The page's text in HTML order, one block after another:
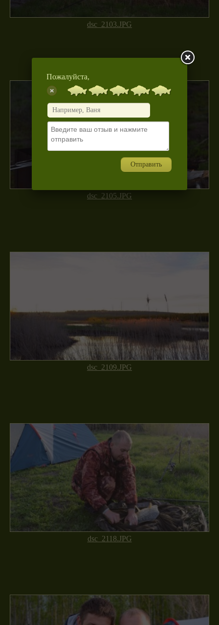
dsc_2103.JPG
dsc_2105.JPG
dsc_2109.JPG
dsc_2118.JPG
Пожалуйста,
Отправить